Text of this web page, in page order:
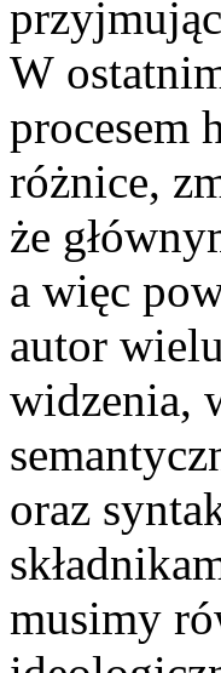
W
procesem
różnice,
że
a więc
autor
widzenia,
oraz
musimy